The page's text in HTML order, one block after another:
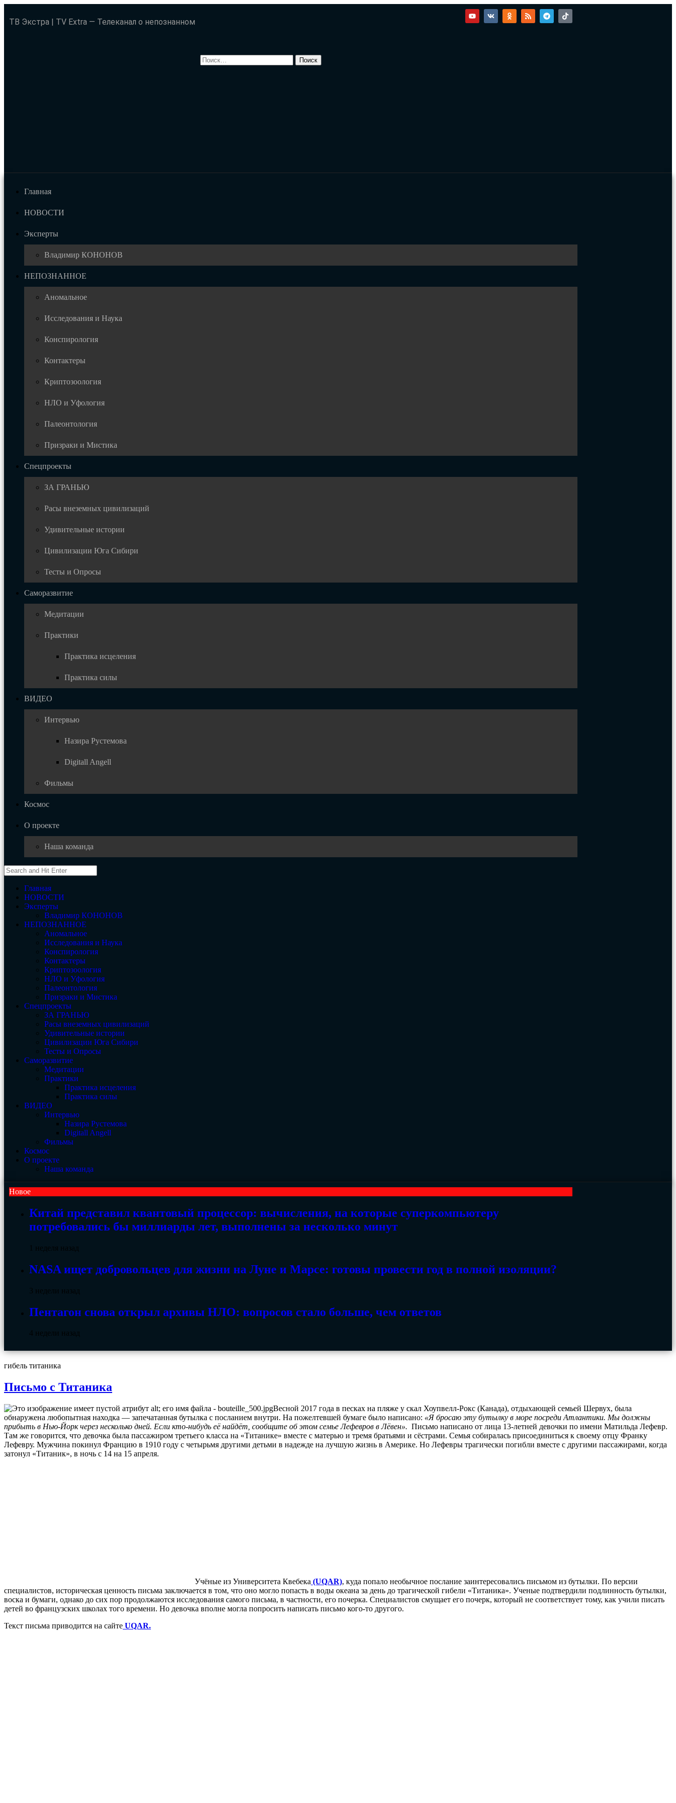
ТВ Экстра | TV Extra — Телеканал о непознанном
Главная
НОВОСТИ
Эксперты
Владимир КОНОНОВ
НЕПОЗНАННОЕ
Аномальное
Исследования и Наука
Конспирология
Контактеры
Криптозоология
НЛО и Уфология
Палеонтология
Призраки и Мистика
Спецпроекты
ЗА ГРАНЬЮ
Расы внеземных цивилизаций
Удивительные истории
Цивилизации Юга Сибири
Тесты и Опросы
Саморазвитие
Медитации
Практики
Практика исцеления
Практика силы
ВИДЕО
Интервью
Назира Рустемова
Digitall Angell
Фильмы
Космос
О проекте
Наша команда
Главная
НОВОСТИ
Эксперты
Владимир КОНОНОВ
НЕПОЗНАННОЕ
Аномальное
Исследования и Наука
Конспирология
Контактеры
Криптозоология
НЛО и Уфология
Палеонтология
Призраки и Мистика
Спецпроекты
ЗА ГРАНЬЮ
Расы внеземных цивилизаций
Удивительные истории
Цивилизации Юга Сибири
Тесты и Опросы
Саморазвитие
Медитации
Практики
Практика исцеления
Практика силы
ВИДЕО
Интервью
Назира Рустемова
Digitall Angell
Фильмы
Космос
О проекте
Наша команда
Новое
Китай представил квантовый процессор: вычисления, на которые суперкомпьютеру
потребовались бы миллиарды лет, выполнены за несколько минут
1 неделя назад
NASA ищет добровольцев для жизни на Луне и Марсе: готовы провести год в полной изоляции?
3 недели назад
Пентагон снова открыл архивы НЛО: вопросов стало больше, чем ответов
4 недели назад
гибель титаника
Письмо с Титаника
Весной 2017 года в песках на пляже у скал Хоупвелл-Рокс (Канада), отдыхающей семьей Шервух, была
обнаружена любопытная находка — запечатанная бутылка с посланием внутри. На пожелтевшей бумаге было написано: «Я бросаю эту бутылку в море посреди Атлантики. Мы должны
прибыть в Нью-Йорк через несколько дней. Если кто-нибудь её найдёт, сообщите об этом семье Лефевров в Лёвен». Письмо написано от лица 13-летней девочки по имени Матильда Лефевр.
Там же говорится, что девочка была пассажиром третьего класса на «Титанике» вместе с матерью и тремя братьями и сёстрами. Семья собиралась присоединиться к своему отцу Франку
Лефевру. Мужчина покинул Францию в 1910 году с четырьмя другими детьми в надежде на лучшую жизнь в Америке. Но Лефевры трагически погибли вместе с другими пассажирами, когда
затонул «Титаник», в ночь с 14 на 15 апреля.
Учёные из Университета Квебека (UQAR), куда попало необычное послание заинтересовались письмом из бутылки. По версии
специалистов, историческая ценность письма заключается в том, что оно могло попасть в воды океана за день до трагической гибели «Титаника». Ученые подтвердили подлинность бутылки,
воска и бумаги, однако до сих пор продолжаются исследования самого письма, в частности, его почерка. Специалистов смущает его почерк, который не соответствует тому, как учили писать
детей во французских школах того времени. Но девочка вполне могла попросить написать письмо кого-то другого.
Текст письма приводится на сайте UQAR.